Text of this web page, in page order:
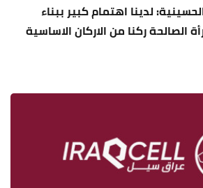
لدينا اهتمام كبير ببناء
الصالحة ركنا من الاركان الاساسية